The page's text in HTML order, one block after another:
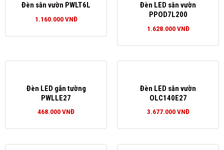
Đèn sân vườn PWLT6L
1.160.000VNĐ
Đèn LED sân vườn
PPOD7L200
1.628.000VNĐ
Đèn LED gắn tường
PWLLE27
468.000VNĐ
Đèn LED sân vườn
OLC140E27
3.677.000VNĐ